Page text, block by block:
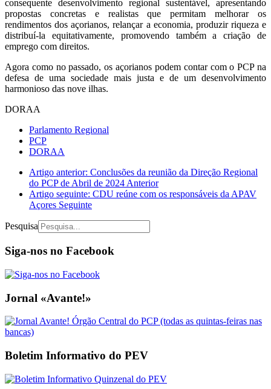
consequente desenvolvimento regional sustentável, apresentando
propostas concretas e realistas que permitam melhorar os
rendimentos dos açorianos, relançar a economia, produzir riqueza e
distribuí-la equitativamente, promovendo também a criação de
emprego com direitos.
Agora como no passado, os açorianos podem contar com o PCP na
defesa de uma sociedade mais justa e de um desenvolvimento
harmonioso das nove ilhas.
DORAA
Parlamento Regional
PCP
DORAA
Artigo anterior: Conclusões da reunião da Direção Regional
do PCP de Abril de 2024Anterior
Artigo seguinte: CDU reúne com os responsáveis da APAV
Açores Seguinte
Pesquisa
Siga-nos no Facebook
Jornal «Avante!»
Boletim Informativo do PEV